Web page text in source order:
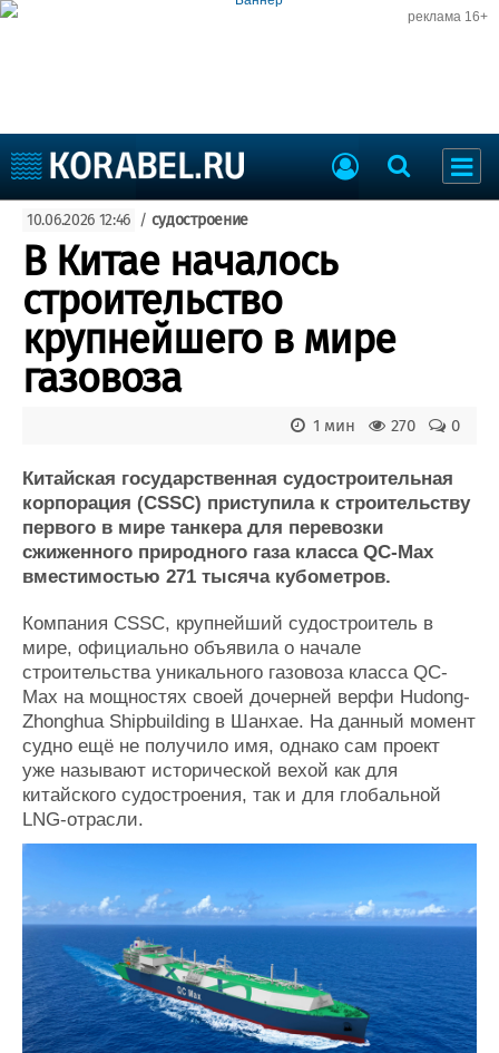
реклама 16+
Судоходство
Судоремонт
События
Порты
Рыболовство
ВМФ
Образование
Яхты и катера
Еще
Пульс
Новости
Компании
Репутация
Работа
Журнал
Реклама
Доска объявлений
Продажа флота
Оборудование
Изделия
Материалы
Конференции
Выставки и семинары
Личности
Словарь
Флот
Галерея флота
Форум
Отзывы
10.06.2026 12:46 / судостроение
В Китае началось
строительство
крупнейшего в мире
газовоза
0
270
1 мин
Китайская государственная судостроительная
корпорация (CSSC) приступила к строительству
первого в мире танкера для перевозки
сжиженного природного газа класса QC-Max
вместимостью 271 тысяча кубометров.
Компания CSSC, крупнейший судостроитель в
мире, официально объявила о начале
строительства уникального газовоза класса QC-
Max на мощностях своей дочерней верфи Hudong-
Zhonghua Shipbuilding в Шанхае. На данный момент
судно ещё не получило имя, однако сам проект
уже называют исторической вехой как для
китайского судостроения, так и для глобальной
LNG-отрасли.